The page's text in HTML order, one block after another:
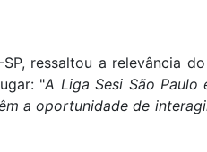
ressaltou a relevância
"A Liga Sesi São
a oportunidade de